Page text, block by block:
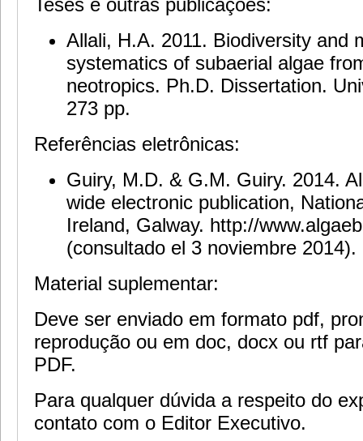
Teses e outras publicações:
Allali, H.A. 2011. Biodiversity and
systematics of subaerial algae
neotropics. Ph.D. Dissertation.
273 pp.
Referências eletrônicas:
Guiry, M.D. & G.M. Guiry. 2014.
wide electronic publication,
Ireland, Galway. http://
(consultado el 3 noviembre 2014).
Material suplementar:
Deve ser enviado em formato pdf,
reprodução ou em doc, docx ou rtf
PDF.
Para qualquer dúvida a respeito do
contato com o Editor Executivo.